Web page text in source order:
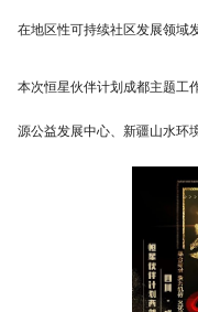
在地区性可持续社区发展领域
本次恒星伙伴计划成都主题工
源公益发展中心、新疆山水环